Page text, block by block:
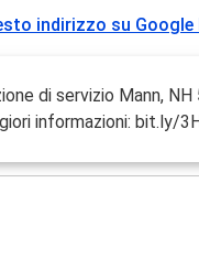
indirizzo su Google
di servizio Mann, NH
informazioni: bit.ly/